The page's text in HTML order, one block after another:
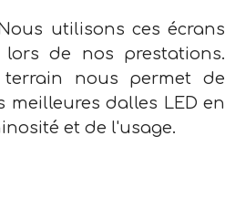
Nous utilisons ces écrans
lors de nos prestations.
terrain nous permet de
meilleures dalles LED en
et de l'usage.